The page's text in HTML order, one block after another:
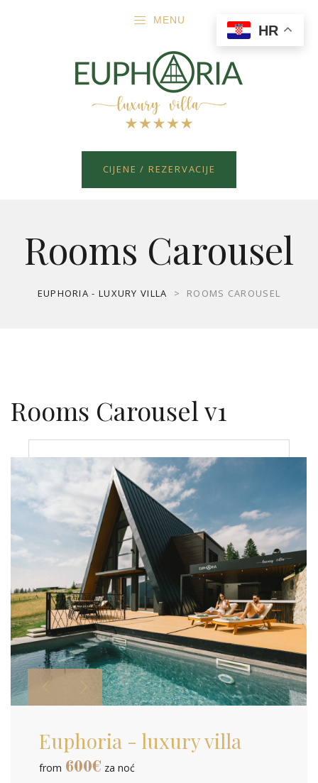
MENU
CIJENE / REZERVACIJE
Rooms Carousel
EUPHORIA - LUXURY VILLA > ROOMS CAROUSEL
Rooms Carousel v1
from 600€ za noć
Euphoria - luxury villa
HR